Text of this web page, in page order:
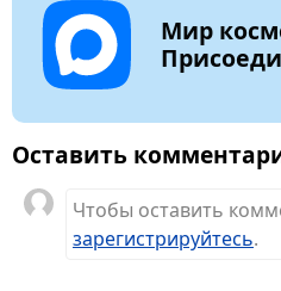
Мир
Оставить
Чтобы оставить
зарегистрируйтесь.